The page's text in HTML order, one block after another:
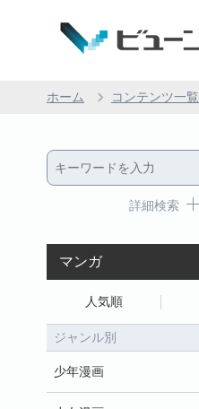
ホーム コンテンツ一覧
詳細検索
マンガ
人気順
ジャンル別
少年漫画